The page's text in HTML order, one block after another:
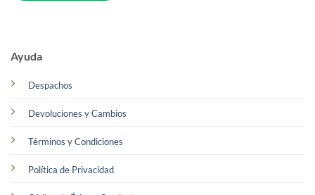
Ayuda
Despachos
Devoluciones y Cambios
Términos y Condiciones
Política de Privacidad